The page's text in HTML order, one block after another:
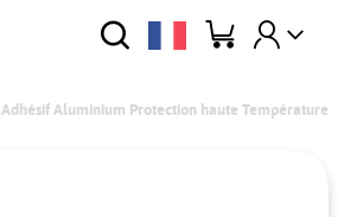
Adhésif Aluminium Protection haute Température